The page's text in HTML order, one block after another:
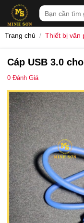
content
Tìm
kiếm:
Trang chủ / Thiết bị văn
Cáp USB 3.0
0 Đánh Giá